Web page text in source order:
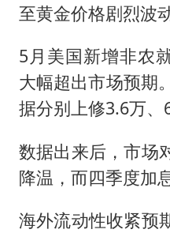
至黄金价格剧烈波
5月美国新增非农
大幅超出市场预期
据分别上修3.6万、
数据出来后，市场
降温，而四季度加
海外流动性收紧预